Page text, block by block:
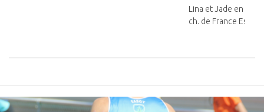
Lina et Jade en
ch. de France